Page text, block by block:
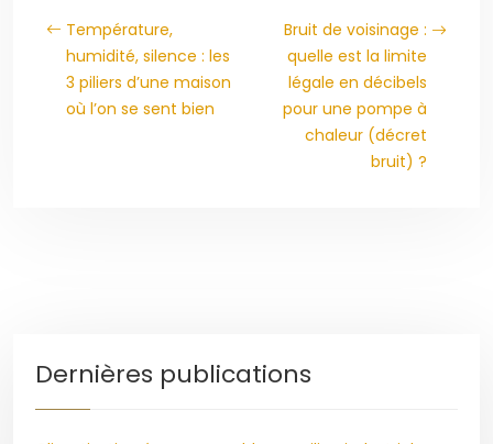
Température,
humidité, silence : les
3 piliers d’une maison
où l’on se sent bien
Bruit de voisinage :
quelle est la limite
légale en décibels
pour une pompe à
chaleur (décret
bruit) ?
Dernières publications